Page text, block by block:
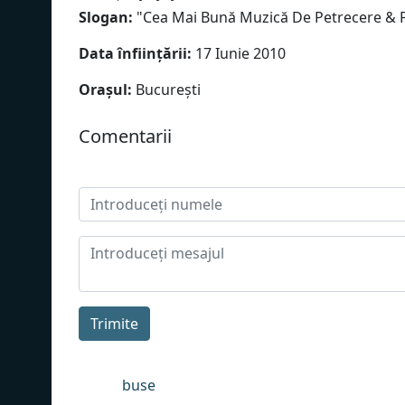
Slogan: "Cea Mai Bună Muzică De Petrecere &
Data înființării: 17 Iunie 2010
Orașul: București
Сomentarii
Trimite
buse